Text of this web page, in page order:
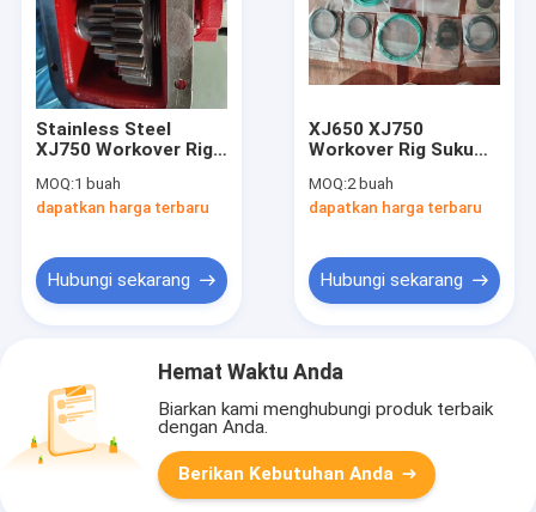
Stainless Steel
XJ750 Workover Rig
Hidraulik Power Take
Off
MOQ:1 buah
dapatkan harga terbaru
Hubungi sekarang
XJ650 XJ750
Workover Rig Suku
Piston Rem Eaton
MOQ:2 buah
dapatkan harga terbaru
Hubungi sekarang
Hemat Waktu Anda
Biarkan kami menghubungi produk terbaik
dengan Anda.
Berikan Kebutuhan Anda